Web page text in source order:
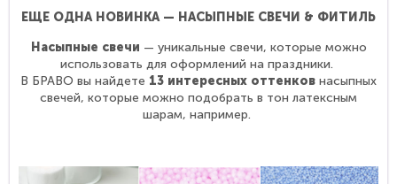
ЕЩЕ ОДНА НОВИНКА — НАСЫПНЫЕ СВЕЧИ & ФИТИЛЬ
Насыпные свечи — уникальные свечи, которые можно
использовать для оформлений на праздники.
В БРАВО вы найдете 13 интересных оттенков насыпных
свечей, которые можно подобрать в тон латексным
шарам, например.